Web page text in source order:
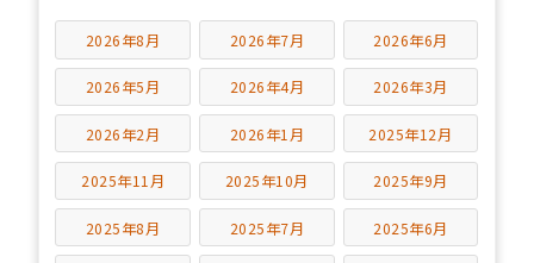
2026年8月 2026年7月 2026年6月
2026年5月 2026年4月 2026年3月
2026年2月 2026年1月 2025年12月
2025年11月 2025年10月 2025年9月
2025年8月 2025年7月 2025年6月